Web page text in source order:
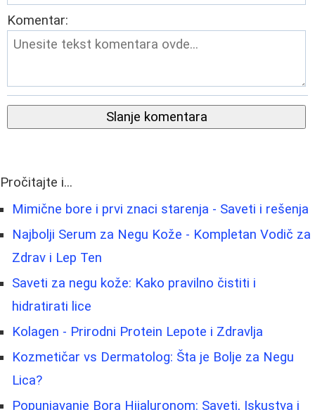
Komentar:
Slanje komentara
Pročitajte i...
Mimične bore i prvi znaci starenja - Saveti i rešenja
Najbolji Serum za Negu Kože - Kompletan Vodič za
Zdrav i Lep Ten
Saveti za negu kože: Kako pravilno čistiti i
hidratirati lice
Kolagen - Prirodni Protein Lepote i Zdravlja
Kozmetičar vs Dermatolog: Šta je Bolje za Negu
Lica?
Popunjavanje Bora Hijaluronom: Saveti, Iskustva i